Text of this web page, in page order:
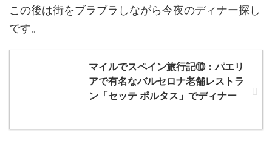
この後は街をブラブラしながら今夜のディナー探し
です。
マイルでスペイン旅行記⑩：パエリ
アで有名なバルセロナ老舗レストラ
ン「セッテ ポルタス」でディナー